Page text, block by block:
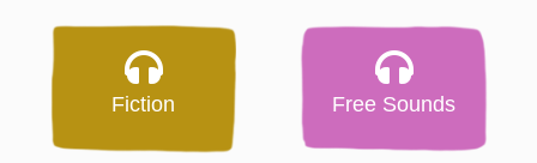
Fiction Free Sounds